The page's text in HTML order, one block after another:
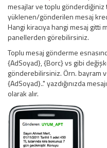
mesajlar ve toplu
yüklenen/gönderilen mesaj
Hangi kiracıya hangi mesaj gitti
panellerden görebilirsiniz.
Toplu mesaj gönderme
{AdSoyad}, {Borc} vs gibi
gönderebilirsiniz. Örn. bayram
{AdSoyad}.." yazdığınızda
olarak alır.